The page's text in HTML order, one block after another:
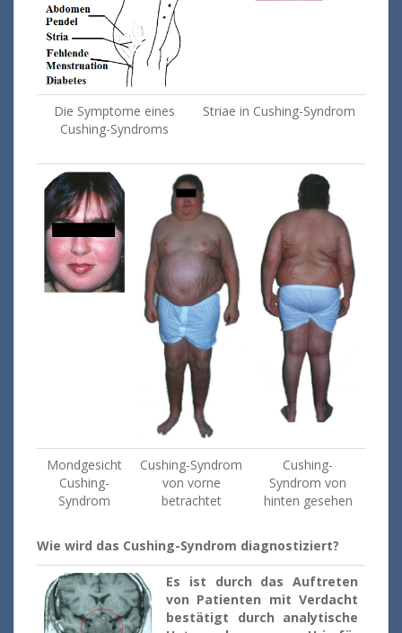
Die Symptome eines
Cushing-Syndroms
Striae in Cushing-Syndrom
Mondgesicht
Cushing-
Syndrom
Cushing-Syndrom
von vorne
betrachtet
Cushing-
Syndrom von
hinten gesehen
Wie wird das Cushing-Syndrom diagnostiziert?
Es ist durch das Auftreten
von Patienten mit Verdacht
bestätigt durch analytische